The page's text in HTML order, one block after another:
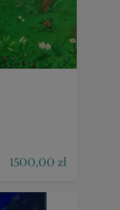
1500,00 zł